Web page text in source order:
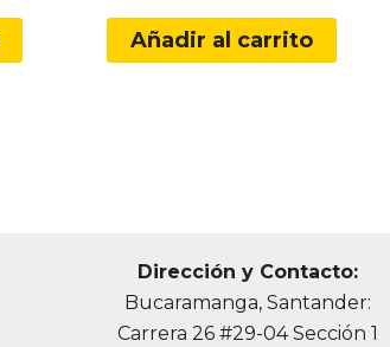
Añadir al carrito
Dirección y Contacto:
Bucaramanga, Santander:
Carrera 26 #29-04 Sección 1